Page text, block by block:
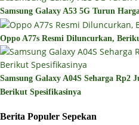
Samsung Galaxy A53 5G Turun
Oppo A77s Resmi Diluncurkan,
Samsung Galaxy A04S Seharga Rp2
Berikut Spesifikasinya
Berita Populer Sepekan